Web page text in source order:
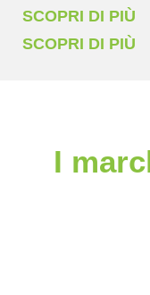
SCOPRI DI PIÙ
SCOPRI DI PIÙ
I